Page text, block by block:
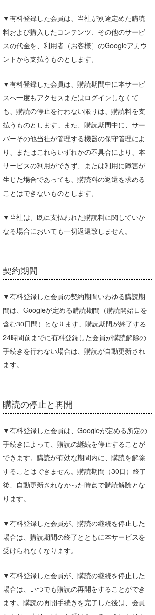
▼有料登録した会員は、当社が別途定めた購読
料および購入したコンテンツ、その他のサービ
スの代金を、利用者（お客様）のGoogleアカウ
ントから支払うものとします。
▼有料登録した会員は、購読期間中に本サービ
スへ一度もアクセスまたはログインしなくて
も、購読の停止を行わない限りは、購読料を支
払うものとします。また、購読期間中に、サー
バーその他当社が管理する機器の保守管理によ
り、またはこれらいずれかの不具合により、本
サービスの利用ができず、または利用に障害が
生じた場合であっても、購読料の返還を求める
ことはできないものとします。
▼当社は、既に支払われた購読料に関していか
なる場合においても一切返還致しません。
契約期間
▼有料登録した会員の契約期間いわゆる購読期
間は、Googleが定める購読期間（購読開始日を
含む30日間）となります。購読期間が終了する
24時間前までに有料登録した会員が購読解除の
手続きを行わない場合は、購読が自動更新され
ます。
購読の停止と再開
▼有料登録した会員は、Googleが定める所定の
手続きによって、購読の継続を停止することが
できます。購読が有効な期間内に、購読を解除
することはできません。購読期間（30日）終了
後、自動更新されなかった時点で購読解除とな
ります。
▼有料登録した会員が、購読の継続を停止した
場合は、購読期間の終了とともに本サービスを
受けられなくなります。
▼有料登録した会員が、購読の継続を停止した
場合は、いつでも購読の再開をすることができ
ます。購読の再開手続きを完了した後は、会員